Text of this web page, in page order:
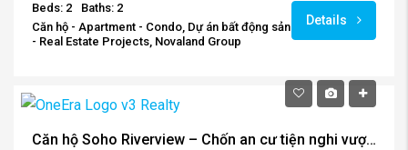
Beds: 2
Baths: 2
Căn hộ - Apartment - Condo, Dự án bất động sản
- Real Estate Projects, Novaland Group
Details
Căn hộ Soho Riverview – Chốn an cư tiện nghi vượt trội